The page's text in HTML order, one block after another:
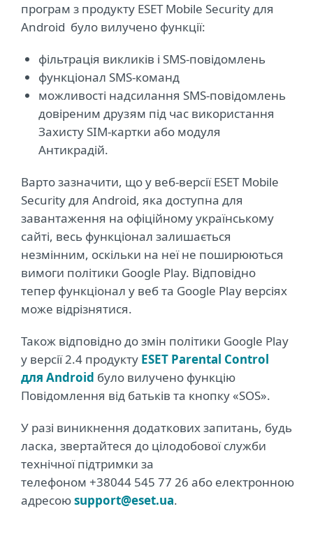
програм з продукту ESET Mobile Security для
Android було вилучено функції:
фільтрація викликів і SMS-повідомлень
функціонал SMS-команд
можливості надсилання SMS-повідомлень
довіреним друзям під час використання
Захисту SIM-картки або модуля
Антикрадій.
Варто зазначити, що у веб-версії ESET Mobile
Security для Android, яка доступна для
завантаження на офіційному українському
сайті, весь функціонал залишається
незмінним, оскільки на неї не поширюються
вимоги політики Google Play. Відповідно
тепер функціонал у веб та Google Play версіях
може відрізнятися.
Також відповідно до змін політики Google Play
у версії 2.4 продукту ESET Parental Control
для Android було вилучено функцію
Повідомлення від батьків та кнопку «SOS».
У разі виникнення додаткових запитань, будь
ласка, звертайтеся до цілодобової служби
технічної підтримки за
телефоном +38044 545 77 26 або електронною
адресоюsupport@eset.ua.